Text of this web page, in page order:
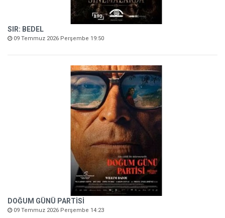
SIR: BEDEL
09 Temmuz 2026 Perşembe 19:50
DOĞUM GÜNÜ PARTİSİ
09 Temmuz 2026 Perşembe 14:23